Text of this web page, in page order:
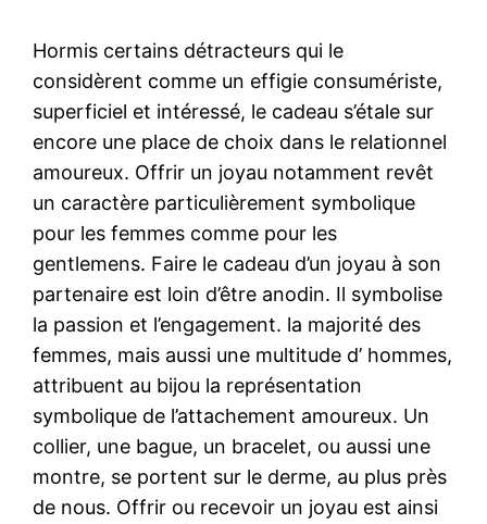
Hormis certains détracteurs qui le
considèrent comme un effigie consumériste,
superficiel et intéressé, le cadeau s’étale sur
encore une place de choix dans le relationnel
amoureux. Offrir un joyau notamment revêt
un caractère particulièrement symbolique
pour les femmes comme pour les
gentlemens. Faire le cadeau d’un joyau à son
partenaire est loin d’être anodin. Il symbolise
la passion et l’engagement. la majorité des
femmes, mais aussi une multitude d’ hommes,
attribuent au bijou la représentation
symbolique de l’attachement amoureux. Un
collier, une bague, un bracelet, ou aussi une
montre, se portent sur le derme, au plus près
de nous. Offrir ou recevoir un joyau est ainsi